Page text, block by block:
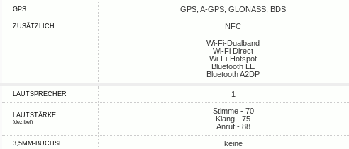
GPS GPS, A-GPS, GLONASS, BDS
ZUSÄTZLICH
NFC
Wi-Fi-Dualband
Wi-Fi Direct
Wi-Fi-Hotspot
Bluetooth LE
Bluetooth A2DP
LAUTSPRECHER 1
LAUTSTÄRKE
(dezibel)
Stimme - 70
Klang - 75
Anruf - 88
3,5MM-BUCHSE keine